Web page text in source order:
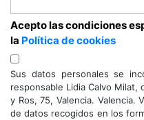
Acepto las condiciones
la Política de cookies
Sus datos personales se
responsable Lidia Calvo Milat,
y Ros, 75, Valencia. Valencia.
de datos recogidos en los